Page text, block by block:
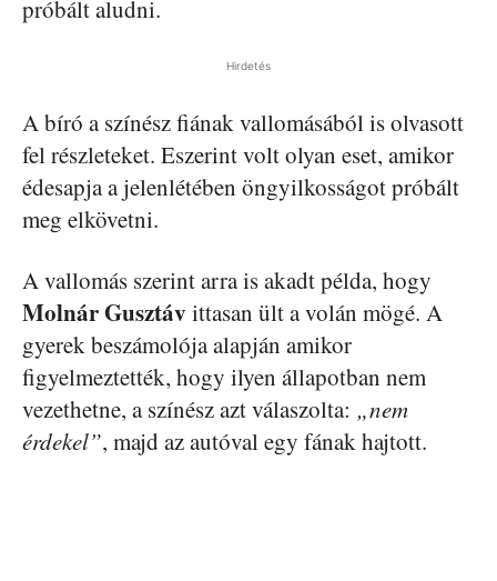
próbált aludni.
Hirdetés
A bíró a színész fiának vallomásából is olvasott
fel részleteket. Eszerint volt olyan eset, amikor
édesapja a jelenlétében öngyilkosságot próbált
meg elkövetni.
A vallomás szerint arra is akadt példa, hogy
Molnár Gusztáv ittasan ült a volán mögé. A
gyerek beszámolója alapján amikor
figyelmeztették, hogy ilyen állapotban nem
vezethetne, a színész azt válaszolta: „nem
érdekel”, majd az autóval egy fának hajtott.